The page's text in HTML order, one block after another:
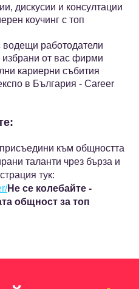
дискусии и консултации
коучинг с топ
водещи работодатели
от вас фирми
кариерни събития
в България - Career
към общността
таланти чрез бърза и
тук:
Не се колебайте -
общност за топ